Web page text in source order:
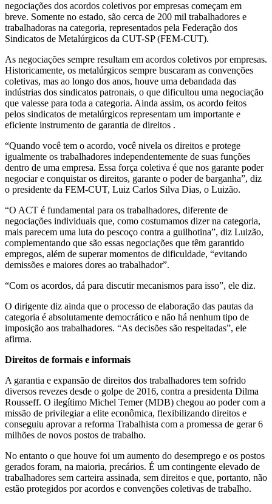
negociações dos acordos coletivos por empresas começam em
breve. Somente no estado, são cerca de 200 mil trabalhadores e
trabalhadoras na categoria, representados pela Federação dos
Sindicatos de Metalúrgicos da CUT-SP (FEM-CUT).
As negociações sempre resultam em acordos coletivos por empresas.
Historicamente, os metalúrgicos sempre buscaram as convenções
coletivas, mas ao longo dos anos, houve uma debandada das
indústrias dos sindicatos patronais, o que dificultou uma negociação
que valesse para toda a categoria. Ainda assim, os acordo feitos
pelos sindicatos de metalúrgicos representam um importante e
eficiente instrumento de garantia de direitos .
“Quando você tem o acordo, você nivela os direitos e protege
igualmente os trabalhadores independentemente de suas funções
dentro de uma empresa. Essa força coletiva é que nos garante poder
negociar e conquistar os direitos, garante o poder de barganha”, diz
o presidente da FEM-CUT, Luiz Carlos Silva Dias, o Luizão.
“O ACT é fundamental para os trabalhadores, diferente de
negociações individuais que, como costumamos dizer na categoria,
mais parecem uma luta do pescoço contra a guilhotina”, diz Luizão,
complementando que são essas negociações que têm garantido
empregos, além de superar momentos de dificuldade, “evitando
demissões e maiores dores ao trabalhador”.
“Com os acordos, dá para discutir mecanismos para isso”, ele diz.
O dirigente diz ainda que o processo de elaboração das pautas da
categoria é absolutamente democrático e não há nenhum tipo de
imposição aos trabalhadores. “As decisões são respeitadas”, ele
afirma.
Direitos de formais e informais
A garantia e expansão de direitos dos trabalhadores tem sofrido
diversos revezes desde o golpe de 2016, contra a presidenta Dilma
Rousseff. O ilegítimo Michel Temer (MDB) chegou ao poder com a
missão de privilegiar a elite econômica, flexibilizando direitos e
conseguiu aprovar a reforma Trabalhista com a promessa de gerar 6
milhões de novos postos de trabalho.
No entanto o que houve foi um aumento do desemprego e os postos
gerados foram, na maioria, precários. É um contingente elevado de
trabalhadores sem carteira assinada, sem direitos e que, portanto, não
estão protegidos por acordos e convenções coletivas de trabalho.